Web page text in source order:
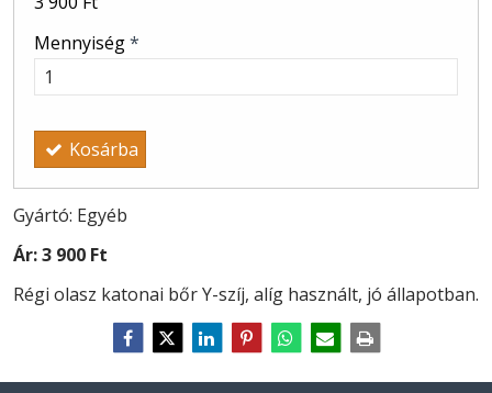
Mennyiség*
Kosárba
Gyártó: Egyéb
Ár:3 900 Ft
Régi olasz katonai bőr Y-szíj, alíg használt, jó állapotban.